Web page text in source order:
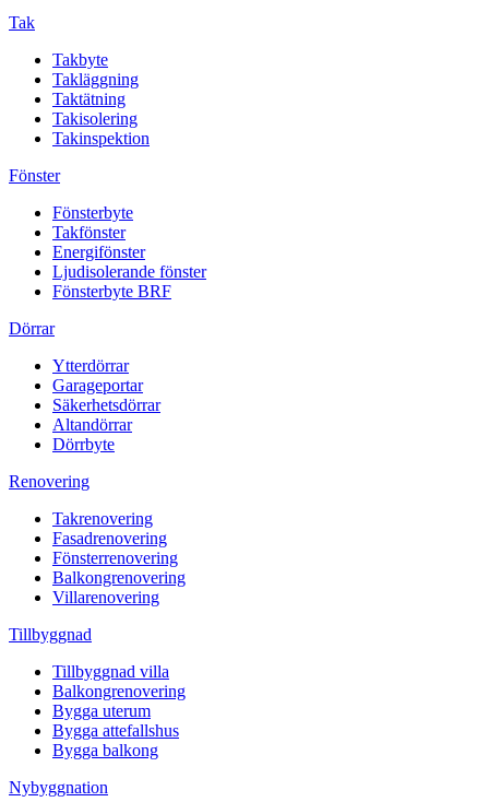
Tak
Takbyte
Takläggning
Taktätning
Takisolering
Takinspektion
Fönster
Fönsterbyte
Takfönster
Energifönster
Ljudisolerande fönster
Fönsterbyte BRF
Dörrar
Ytterdörrar
Garageportar
Säkerhetsdörrar
Altandörrar
Dörrbyte
Renovering
Takrenovering
Fasadrenovering
Fönsterrenovering
Balkongrenovering
Villarenovering
Tillbyggnad
Tillbyggnad villa
Balkongrenovering
Bygga uterum
Bygga attefallshus
Bygga balkong
Nybyggnation